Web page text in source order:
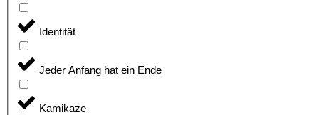
Identität
Jeder Anfang hat ein Ende
Kamikaze